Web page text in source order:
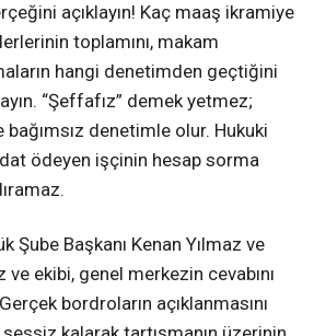
açıklayın! Kaç maaş ikramiye
toplamını, makam
hangi denetimden geçtiğini
“Şeffafız” demek yetmez;
denetimle olur. Hukuki
ödeyen işçinin hesap sorma
Şube Başkanı Kenan Yılmaz ve
ekibi, genel merkezin cevabını
bordroların açıklanmasını